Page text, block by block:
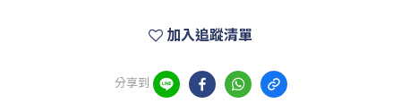
加入追蹤清單
分享到